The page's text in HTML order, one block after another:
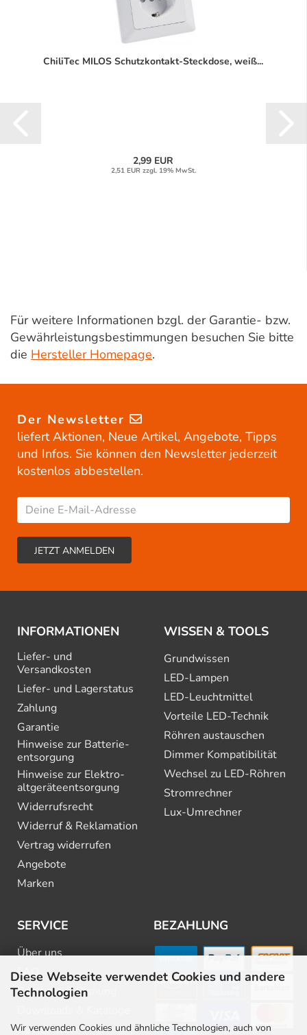
Diese Webseite verwendet Cookies und andere
Technologien
Wir verwenden Cookies und ähnliche Technologien, auch von
ChiliTec MILOS Schutzkontakt-Steckdose, weiß...
2,99 EUR
2,51 EUR zzgl. 19% MwSt.
Für weitere Informationen bzgl. der Garantie- bzw.
Gewährleistungsbestimmungen besuchen Sie bitte
die Hersteller Homepage.
Der Newsletter
liefert Aktionen, Neue Artikel, Angebote, Tipps
und Infos. Sie können den Newsletter jederzeit
kostenlos abbestellen.
INFORMATIONEN
Liefer- und
Versandkosten
Liefer- und Lagerstatus
Zahlung
Garantie
Hinweise zur Batterie­
entsorgung
Hinweise zur Elektro­
altgeräte­entsorgung
Widerrufsrecht
Widerruf & Reklamation
Vertrag widerrufen
Angebote
Marken
WISSEN & TOOLS
Grundwissen
LED-Lampen
LED-Leuchtmittel
Vorteile LED-Technik
Röhren austauschen
Dimmer Kompatibilität
Wechsel zu LED-Röhren
Stromrechner
Lux-Umrechner
SERVICE
Über uns
FAQ
Beratung & Planung
Newsletter
BEZAHLUNG